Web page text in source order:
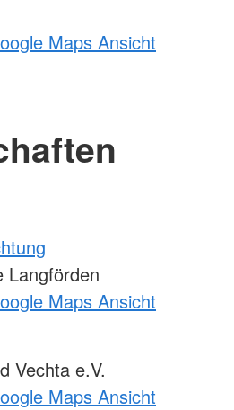
Maps Ansicht
Langförden
Maps Ansicht
Vechta e.V.
Maps Ansicht